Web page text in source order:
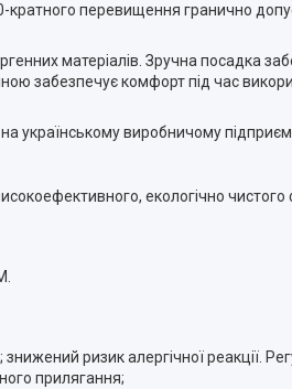
перевищення гранично
матеріалів. Зручна посадка
забезпечує комфорт під час
українському виробничому
екологічно
ризик алергічної реакції.
прилягання;